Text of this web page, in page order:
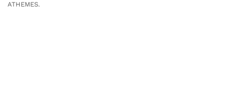
ATHEMES.